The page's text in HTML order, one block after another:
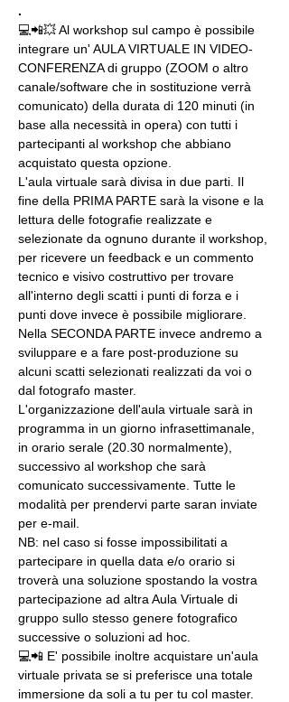
.
💻📲💥 Al workshop sul campo è possibile
integrare un' AULA VIRTUALE IN VIDEO-
CONFERENZA di gruppo (ZOOM o altro
canale/software che in sostituzione verrà
comunicato) della durata di 120 minuti (in
base alla necessità in opera) con tutti i
partecipanti al workshop che abbiano
acquistato questa opzione.
L'aula virtuale sarà divisa in due parti. Il
fine della PRIMA PARTE sarà la visone e la
lettura delle fotografie realizzate e
selezionate da ognuno durante il workshop,
per ricevere un feedback e un commento
tecnico e visivo costruttivo per trovare
all'interno degli scatti i punti di forza e i
punti dove invece è possibile migliorare.
Nella SECONDA PARTE invece andremo a
sviluppare e a fare post-produzione su
alcuni scatti selezionati realizzati da voi o
dal fotografo master.
L'organizzazione dell'aula virtuale sarà in
programma in un giorno infrasettimanale,
in orario serale (20.30 normalmente),
successivo al workshop che sarà
comunicato successivamente. Tutte le
modalità per prendervi parte saran inviate
per e-mail.
NB: nel caso si fosse impossibilitati a
partecipare in quella data e/o orario si
troverà una soluzione spostando la vostra
partecipazione ad altra Aula Virtuale di
gruppo sullo stesso genere fotografico
successive o soluzioni ad hoc.
💻📲 E' possibile inoltre acquistare un'aula
virtuale privata se si preferisce una totale
immersione da soli a tu per tu col master.